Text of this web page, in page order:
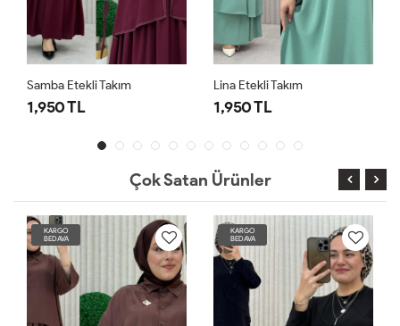
Samba Etekli Takım
1,950 TL
Lina Etekli Takım
1,950 TL
Çok Satan Ürünler
KARGO
BEDAVA
KARGO
BEDAVA